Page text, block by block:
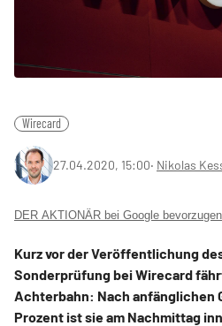
Wirecard
27.04.2020, 15:00‧ Nikolas
DER AKTIONÄR bei Google bevorzugen
Kurz vor der Veröffentlichung
Sonderprüfung bei Wirecard
Achterbahn: Nach anfänglichen
Prozent ist sie am Nachmittag